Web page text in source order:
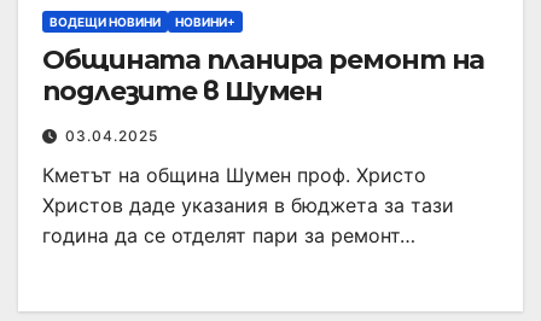
ВОДЕЩИ НОВИНИ НОВИНИ+
Общината планира ремонт на
подлезите в Шумен
03.04.2025
Кметът на община Шумен проф. Христо
Христов даде указания в бюджета за тази
година да се отделят пари за ремонт…